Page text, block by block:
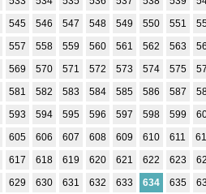
545 546 547 548 549 550 551
557 558 559 560 561 562 563
569 570 571 572 573 574 575
581 582 583 584 585 586 587
593 594 595 596 597 598 599
605 606 607 608 609 610 611
617 618 619 620 621 622 623
629 630 631 632 633 634 635